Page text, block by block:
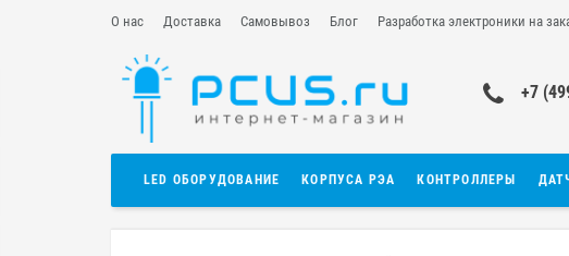
О нас Доставка Самовывоз Блог Разработка электроники на
+7
LED ОБОРУДОВАНИЕ КОРПУСА РЭА КОНТРОЛЛЕРЫ